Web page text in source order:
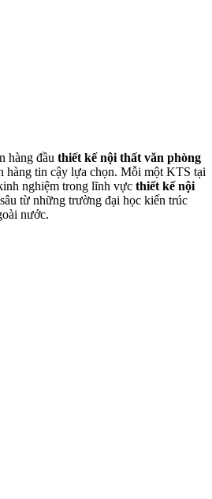
hàng đầu thiết kế nội thất văn phòng
hàng tin cậy lựa chọn. Mỗi một KTS tại
nghiệm trong lĩnh vực thiết kế nội
từ những trường đại học kiến trúc
nước.